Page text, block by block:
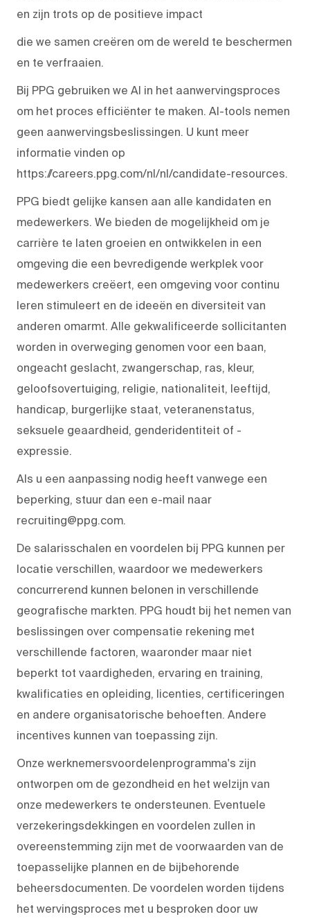
en zijn trots op de positieve impact
die we samen creëren om de wereld te beschermen
en te verfraaien.
Bij PPG gebruiken we AI in het aanwervingsproces
om het proces efficiënter te maken. AI-tools nemen
geen aanwervingsbeslissingen. U kunt meer
informatie vinden op
https://careers.ppg.com/nl/nl/candidate-resources.
PPG biedt gelijke kansen aan alle kandidaten en
medewerkers. We bieden de mogelijkheid om je
carrière te laten groeien en ontwikkelen in een
omgeving die een bevredigende werkplek voor
medewerkers creëert, een omgeving voor continu
leren stimuleert en de ideeën en diversiteit van
anderen omarmt. Alle gekwalificeerde sollicitanten
worden in overweging genomen voor een baan,
ongeacht geslacht, zwangerschap, ras, kleur,
geloofsovertuiging, religie, nationaliteit, leeftijd,
handicap, burgerlijke staat, veteranenstatus,
seksuele geaardheid, genderidentiteit of -
expressie.
Als u een aanpassing nodig heeft vanwege een
beperking, stuur dan een e-mail naar
recruiting@ppg.com.
De salarisschalen en voordelen bij PPG kunnen per
locatie verschillen, waardoor we medewerkers
concurrerend kunnen belonen in verschillende
geografische markten. PPG houdt bij het nemen van
beslissingen over compensatie rekening met
verschillende factoren, waaronder maar niet
beperkt tot vaardigheden, ervaring en training,
kwalificaties en opleiding, licenties, certificeringen
en andere organisatorische behoeften. Andere
incentives kunnen van toepassing zijn.
Onze werknemersvoordelenprogramma's zijn
ontworpen om de gezondheid en het welzijn van
onze medewerkers te ondersteunen. Eventuele
verzekeringsdekkingen en voordelen zullen in
overeenstemming zijn met de voorwaarden van de
toepasselijke plannen en de bijbehorende
beheersdocumenten. De voordelen worden tijdens
het wervingsproces met u besproken door uw